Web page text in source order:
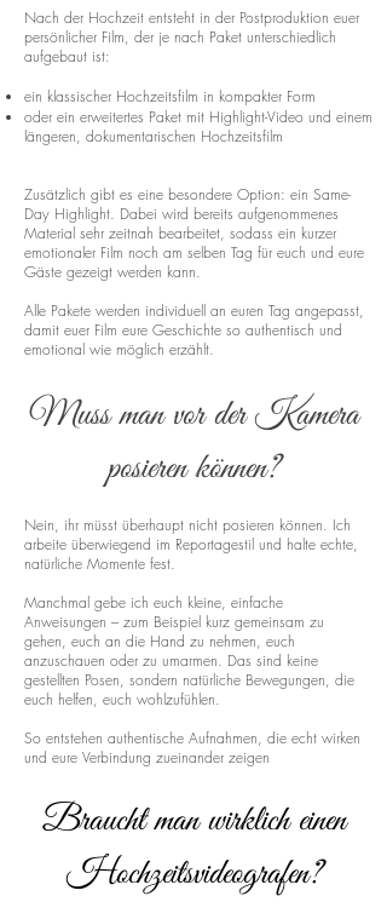
Nach der Hochzeit entsteht in der Postproduktion euer
persönlicher Film, der je nach Paket unterschiedlich
aufgebaut ist:
ein klassischer Hochzeitsfilm in kompakter Form
oder ein erweitertes Paket mit Highlight-Video und einem
längeren, dokumentarischen Hochzeitsfilm
Zusätzlich gibt es eine besondere Option: ein Same-
Day Highlight. Dabei wird bereits aufgenommenes
Material sehr zeitnah bearbeitet, sodass ein kurzer
emotionaler Film noch am selben Tag für euch und eure
Gäste gezeigt werden kann.
Alle Pakete werden individuell an euren Tag angepasst,
damit euer Film eure Geschichte so authentisch und
emotional wie möglich erzählt.
Muss man vor der Kamera
posieren können?
Nein, ihr müsst überhaupt nicht posieren können. Ich
arbeite überwiegend im Reportagestil und halte echte,
natürliche Momente fest.
Manchmal gebe ich euch kleine, einfache
Anweisungen – zum Beispiel kurz gemeinsam zu
gehen, euch an die Hand zu nehmen, euch
anzuschauen oder zu umarmen. Das sind keine
gestellten Posen, sondern natürliche Bewegungen, die
euch helfen, euch wohlzufühlen.
So entstehen authentische Aufnahmen, die echt wirken
und eure Verbindung zueinander zeigen
Braucht man wirklich einen
Hochzeitsvideografen?